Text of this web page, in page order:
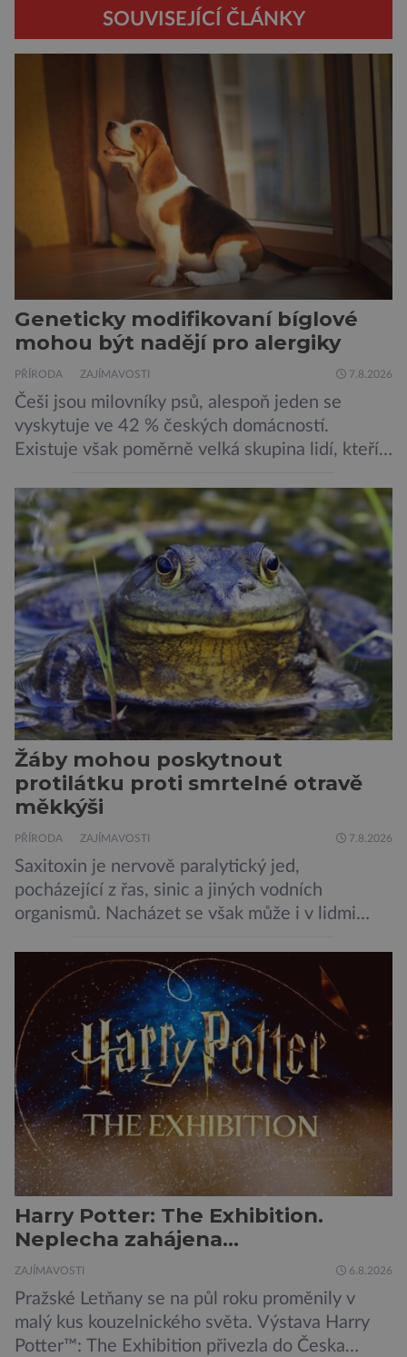
SOUVISEJÍCÍ ČLÁNKY
Geneticky modifikovaní bíglové
mohou být nadějí pro alergiky
PŘÍRODA ZAJÍMAVOSTI 7.8.2026
Češi jsou milovníky psů, alespoň jeden se
vyskytuje ve 42 % českých domácností.
Existuje však poměrně velká skupina lidí, kteří
jsou alergičtí. Jejich imunitní systém
přecitlivěle reaguje na proteiny obsažené v
psích slinách, potu, moči a šupinkách kůže,
zachycených v srsti. Vědci nyní geneticky
upravili psy, aby […]
Žáby mohou poskytnout
protilátku proti smrtelné otravě
měkkýši
PŘÍRODA ZAJÍMAVOSTI 7.8.2026
Saxitoxin je nervově paralytický jed,
pocházející z řas, sinic a jiných vodních
organismů. Nacházet se však může i v lidmi
slávky. K příznakům otravy patří paralýza
dýchacích cest, dojít však může až k udušení.
Dosud proti tomuto jedu neexistovala
protilátka, nyní ji zřejmě vědci objevili, ovšem
její zdroj je […]
Harry Potter: The Exhibition.
Neplecha zahájena…
ZAJÍMAVOSTI 6.8.2026
Pražské Letňany se na půl roku proměnily v
malý kus kouzelnického světa. Výstava Harry
Potter™: The Exhibition přivezla do Česka